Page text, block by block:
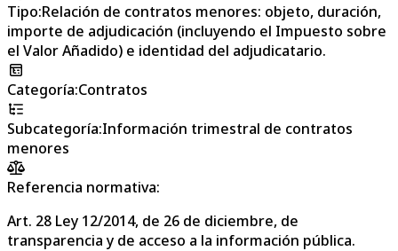
Tipo:Relación de contratos menores: objeto, duración,
importe de adjudicación (incluyendo el Impuesto sobre
el Valor Añadido) e identidad del adjudicatario.
Categoría:Contratos
Subcategoría:Información trimestral de contratos
menores
Referencia normativa:
Art. 28 Ley 12/2014, de 26 de diciembre, de
transparencia y de acceso a la información pública.